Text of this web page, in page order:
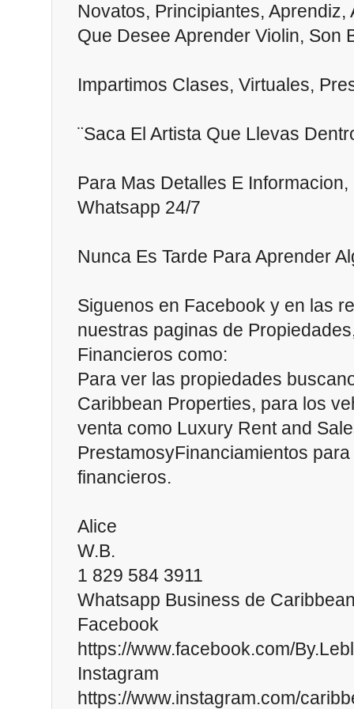
Novatos, Principiantes, Aprendiz,
Que Desee Aprender Violin, Son
Impartimos Clases, Virtuales,
¨Saca El Artista Que Llevas
Para Mas Detalles E
Whatsapp 24/7
Nunca Es Tarde Para Aprender
Siguenos en Facebook y en las
nuestras paginas de
Financieros como:
Para ver las propiedades
Caribbean Properties, para los
venta como Luxury Rent and
PrestamosyFinanciamientos
financieros.
Alice
W.B.
1 829 584 3911
Whatsapp Business de
Facebook
https://www.facebook.com/
Instagram
https://www.instagram.com/